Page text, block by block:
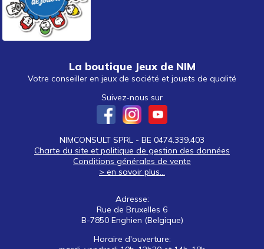
La boutique Jeux de NIM
Votre conseiller en jeux de société et jouets de qualité
Suivez-nous sur
NIMCONSULT SPRL - BE 0474.339.403
Charte du site et politique de gestion des données
Conditions générales de vente
> en savoir plus...
Adresse:
Rue de Bruxelles 6
B-7850 Enghien (Belgique)
Horaire d'ouverture: